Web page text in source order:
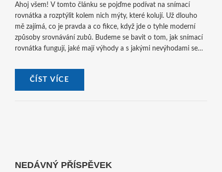
Ahoj všem! V tomto článku se pojďme podívat na snímací
rovnátka a rozptýlit kolem nich mýty, které kolují. Už dlouho
mě zajímá, co je pravda a co fikce, když jde o tyhle moderní
způsoby srovnávání zubů. Budeme se bavit o tom, jak snímací
rovnátka fungují, jaké mají výhody a s jakými nevýhodami se
tipy od odborníků, abychom společně mohli odlišit mýty od
reality. Připojte se ke mě a objasněme si společně, jak to
doopravdy s těmi snímacími rovnátky je.
ČÍST VÍCE
NEDÁVNÝ PŘÍSPĚVEK